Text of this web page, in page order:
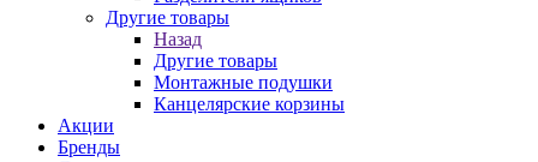
Другие товары
Назад
Другие товары
Монтажные подушки
Канцелярские корзины
Акции
Бренды